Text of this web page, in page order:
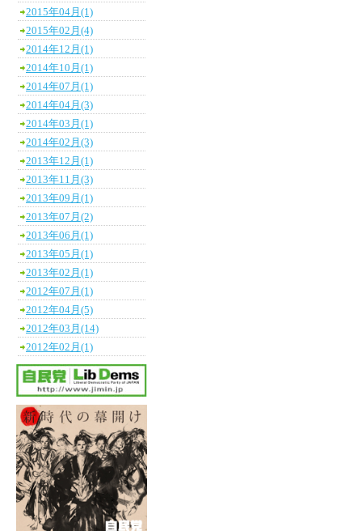
2015年04月(1)
2015年02月(4)
2014年12月(1)
2014年10月(1)
2014年07月(1)
2014年04月(3)
2014年03月(1)
2014年02月(3)
2013年12月(1)
2013年11月(3)
2013年09月(1)
2013年07月(2)
2013年06月(1)
2013年05月(1)
2013年02月(1)
2012年07月(1)
2012年04月(5)
2012年03月(14)
2012年02月(1)